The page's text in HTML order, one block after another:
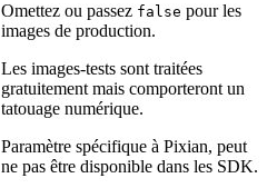
Omettez ou passez false pour les
images de production.
Les images-tests sont traitées
gratuitement mais comporteront un
tatouage numérique.
Paramètre spécifique à Pixian, peut
ne pas être disponible dans les SDK.